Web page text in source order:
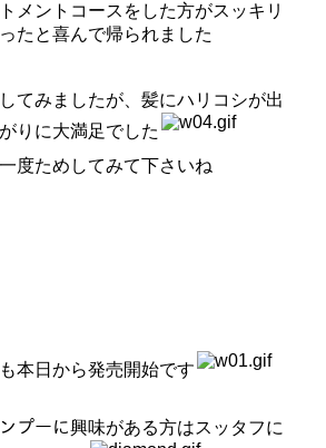
メントコースをした方がスッキリ
たと喜んで帰られました
てみましたが、髪にハリコシが出
りに大満足でした
度ためしてみて下さいね
本日から発売開始です
プーに興味がある方はスッタフに